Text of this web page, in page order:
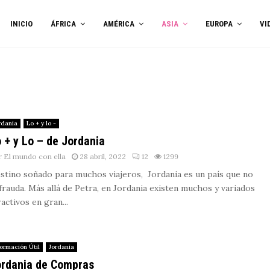
INICIO ÁFRICA AMÉRICA ASIA EUROPA
Lo + y lo -
+ y Lo – de Jordania
El mundo con ella 28 abril, 2022 12 1299
soñado para muchos viajeros, Jordania es un país que no
Más allá de Petra, en Jordania existen muchos y variados
en gran...
Útil Jordania
de Compras